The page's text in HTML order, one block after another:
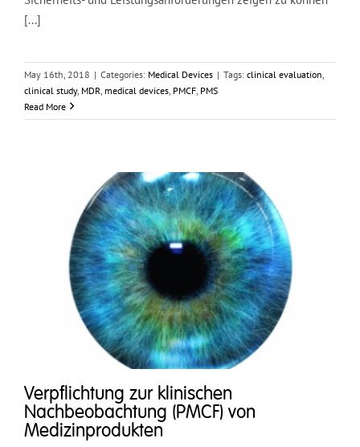
[...]
May 16th, 2018 | Categories: Medical Devices | Tags: clinical evaluation
clinical study, MDR medical devices PMCF PMS
Read More
Verpflichtung zur klinischen
Nachbeobachtung (PMCF) von
Medizinprodukten